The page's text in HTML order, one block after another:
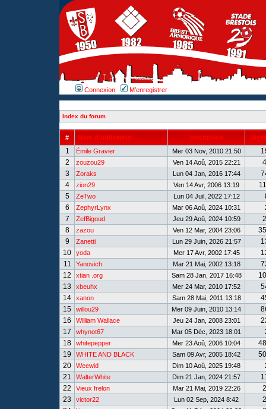
Connexion M’enregistrer
Index du forum
# Nom d’utilisateur Inscription
1 Émile Gravier Mer 03 Nov, 2010 21:50
2
zouzou29 Ven 14 Aoû, 2015 22:21
3
Zoraks Lun 04 Jan, 2016 17:44
4
zion29 Ven 14 Avr, 2006 13:19
5
ZeTwo Lun 04 Juil, 2022 17:12
6
ZephyrLynx Mar 06 Aoû, 2024 10:31
7
ZefBigoud Jeu 29 Aoû, 2024 10:59
8
zazou Ven 12 Mar, 2004 23:06
9
Zanetti Lun 29 Juin, 2026 21:57
10
yoda Mer 17 Avr, 2002 17:45
11
Yanovich Mar 21 Mai, 2002 13:18
12
xtian .org Sam 28 Jan, 2017 16:48
13
xbeuhx Mer 24 Mar, 2010 17:52
14
xanon Sam 28 Mai, 2011 13:18
15
willou29 Mer 09 Juin, 2010 13:14
16
William Wallace Jeu 24 Jan, 2008 23:01
17
whynot67 Mar 05 Déc, 2023 18:01
18
whitepepper Mer 23 Aoû, 2006 10:04
19
WHITE AND BLACK Sam 09 Avr, 2005 18:42
20
Weewid Dim 10 Aoû, 2025 19:48
21
WalterWhite Dim 21 Jan, 2024 21:57
22
Vieux frelon Mar 21 Mai, 2019 22:26
23
victor22 Lun 02 Sep, 2024 8:42